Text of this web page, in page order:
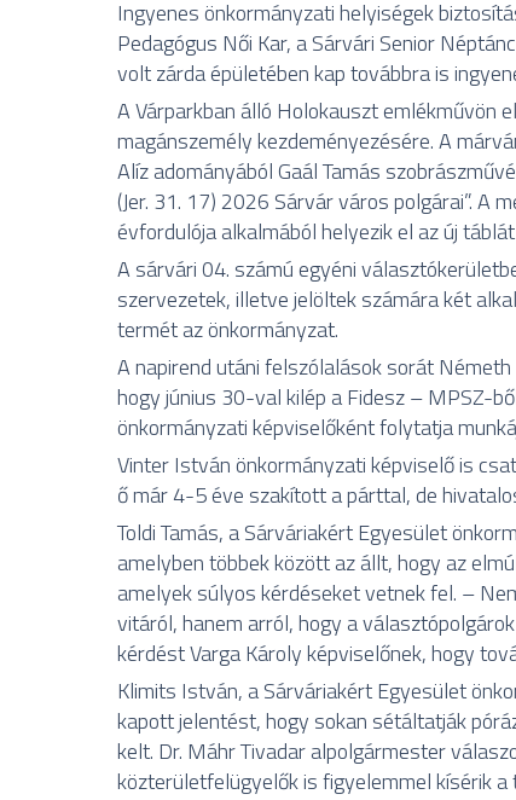
Ingyenes önkormányzati helyiségek
Pedagógus Női Kar, a Sárvári Senior
volt zárda épületében kap továbbra is
A Várparkban álló Holokauszt emlékművön
magánszemély kezdeményezésére. A
Alíz adományából Gaál Tamás
(Jer. 31. 17) 2026 Sárvár város polgárai”. A
évfordulója alkalmából helyezik el az új
A sárvári 04. számú egyéni
szervezetek, illetve jelöltek számára két
termét az önkormányzat.
A napirend utáni felszólalások sorát
hogy június 30-val kilép a Fidesz – MPSZ-
önkormányzati képviselőként folytatja
Vinter István önkormányzati képviselő is
ő már 4-5 éve szakított a párttal, de
Toldi Tamás, a Sárváriakért Egyesület
amelyben többek között az állt, hogy az
amelyek súlyos kérdéseket vetnek fel. –
vitáról, hanem arról, hogy a
kérdést Varga Károly képviselőnek, hogy
Klimits István, a Sárváriakért Egyesület
kapott jelentést, hogy sokan sétáltatják
kelt. Dr. Máhr Tivadar alpolgármester
közterületfelügyelők is figyelemmel kísérik a